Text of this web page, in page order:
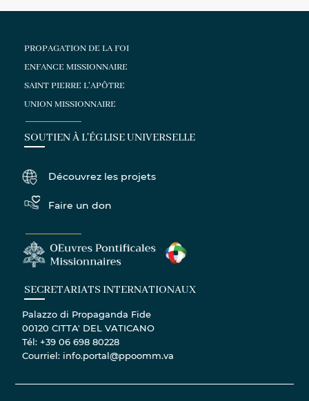
PROPAGATION DE LA FOI
ENFANCE MISSIONNAIRE
SAINT PIERRE L'APÔTRE
UNION MISSIONNAIRE
SOUTIEN À L'ÉGLISE UNIVERSELLE
Découvrez les projets
Faire un don
SECRETARIATS INTERNATIONAUX
Palazzo di Propaganda Fide
00120 CITTA' DEL VATICANO
Tél: +39 06 698 80228
Courriel: info.portal@ppoomm.va